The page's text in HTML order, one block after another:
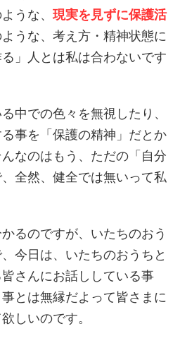
うな、 現実を見ずに保護活
うな、考え方・精神状態に
」人とは私は合わないです
中での色々を無視したり、
事を「保護の精神」だとか
なのはもう、ただの「自分
全然、健全では無いって私
るのですが、いたちのおう
今日は、いたちのおうちと
さんにお話ししている事
とは無縁だよって皆さまに
しいのです。